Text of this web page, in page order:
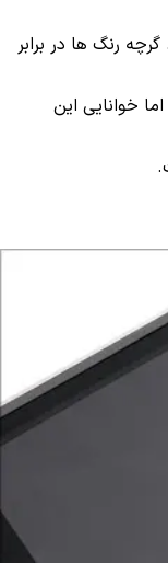
دهد. گرچه رنگ ها در برابر
خوانایی این